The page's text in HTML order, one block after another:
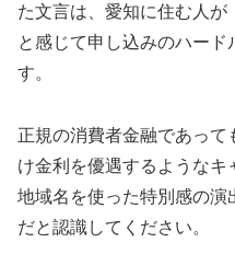
た文言は、愛知に住む人が
と感じて申し込みのハー
す。
正規の消費者金融であっ
け金利を優遇するようなキ
地域名を使った特別感の演
だと認識してください。